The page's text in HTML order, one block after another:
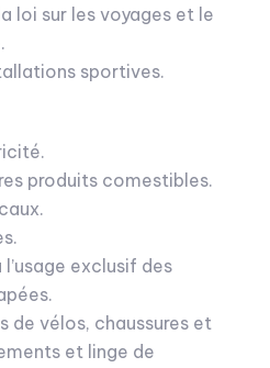
loi sur les voyages et le
sportives.
produits comestibles.
exclusif des
de vélos, chaussures et
et linge de